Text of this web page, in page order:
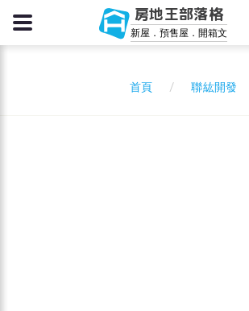
房地王部落格
新屋．預售屋．開箱文
首頁 聯紘開發